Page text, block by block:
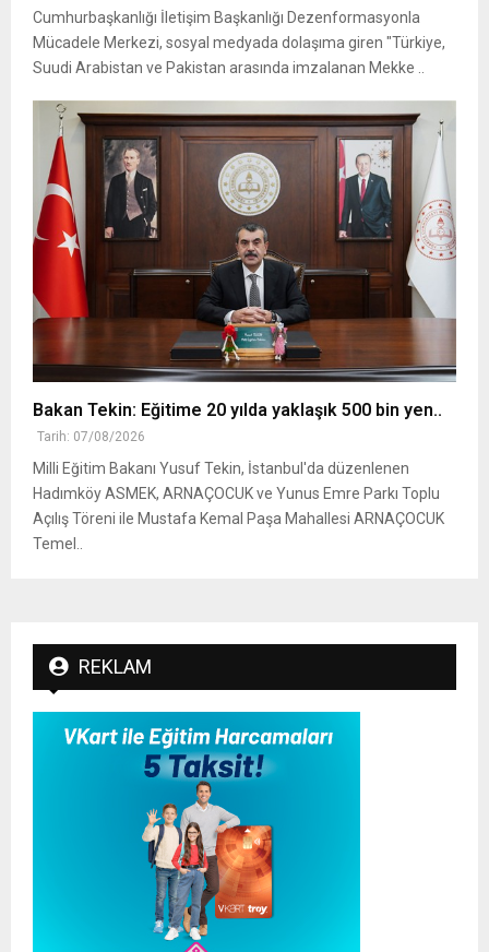
Cumhurbaşkanlığı İletişim Başkanlığı Dezenformasyonla
Mücadele Merkezi, sosyal medyada dolaşıma giren "Türkiye,
Suudi Arabistan ve Pakistan arasında imzalanan Mekke ..
Bakan Tekin: Eğitime 20 yılda yaklaşık 500 bin yen..
Tarih: 07/08/2026
Milli Eğitim Bakanı Yusuf Tekin, İstanbul'da düzenlenen
Hadımköy ASMEK, ARNAÇOCUK ve Yunus Emre Parkı Toplu
Açılış Töreni ile Mustafa Kemal Paşa Mahallesi ARNAÇOCUK
Temel..
REKLAM